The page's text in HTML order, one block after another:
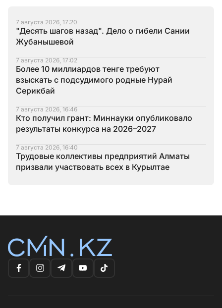
7 августа 2026, 17:20
"Десять шагов назад". Дело о гибели Сании
Жубанышевой
7 августа 2026, 17:02
Более 10 миллиардов тенге требуют
взыскать с подсудимого родные Нурай
Серикбай
7 августа 2026, 16:46
Кто получил грант: Миннауки опубликовало
результаты конкурса на 2026–2027
7 августа 2026, 16:40
Трудовые коллективы предприятий Алматы
призвали участвовать всех в Курылтае